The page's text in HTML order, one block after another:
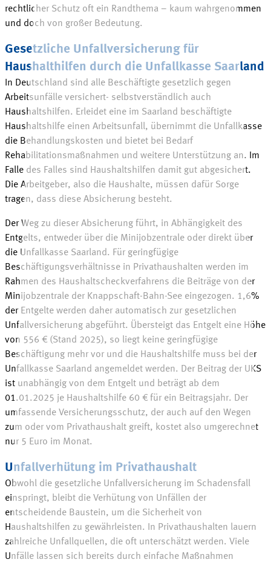
rechtlicher Schutz oft ein Randthema – kaum wahrgenommen
und doch von großer Bedeutung.
Gesetzliche Unfallversicherung für
Haushalthilfen durch die Unfallkasse Saarland
In Deutschland sind alle Beschäftigte gesetzlich gegen
Arbeitsunfälle versichert- selbstverständlich auch
Haushaltshilfen. Erleidet eine im Saarland beschäftigte
Haushaltshilfe einen Arbeitsunfall, übernimmt die Unfallkasse
die Behandlungskosten und bietet bei Bedarf
Rehabilitationsmaßnahmen und weitere Unterstützung an. Im
Falle des Falles sind Haushaltshilfen damit gut abgesichert.
Die Arbeitgeber, also die Haushalte, müssen dafür Sorge
tragen, dass diese Absicherung besteht.
Der Weg zu dieser Absicherung führt, in Abhängigkeit des
Entgelts, entweder über die Minijobzentrale oder direkt über
die Unfallkasse Saarland. Für geringfügige
Beschäftigungsverhältnisse in Privathaushalten werden im
Rahmen des Haushaltscheckverfahrens die Beiträge von der
Minijobzentrale der Knappschaft-Bahn-See eingezogen. 1,6%
der Entgelte werden daher automatisch zur gesetzlichen
Unfallversicherung abgeführt. Übersteigt das Entgelt eine Höhe
von 556 € (Stand 2025), so liegt keine geringfügige
Beschäftigung mehr vor und die Haushaltshilfe muss bei der
Unfallkasse Saarland angemeldet werden. Der Beitrag der UKS
ist unabhängig von dem Entgelt und beträgt ab dem
01.01.2025 je Haushaltshilfe 60 € für ein Beitragsjahr. Der
umfassende Versicherungsschutz, der auch auf den Wegen
zum oder vom Privathaushalt greift, kostet also umgerechnet
nur 5 Euro im Monat.
Unfallverhütung im Privathaushalt
Obwohl die gesetzliche Unfallversicherung im Schadensfall
einspringt, bleibt die Verhütung von Unfällen der
entscheidende Baustein, um die Sicherheit von
Haushaltshilfen zu gewährleisten. In Privathaushalten lauern
zahlreiche Unfallquellen, die oft unterschätzt werden. Viele
Unfälle lassen sich bereits durch einfache Maßnahmen